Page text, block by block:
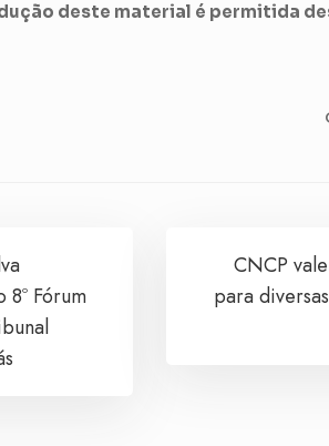
deste material é permitida
Fórum
CNCP
para